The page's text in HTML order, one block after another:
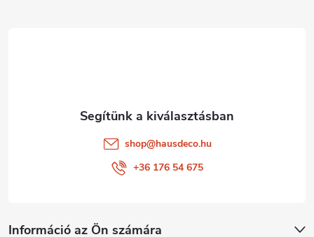
Információ az Ön számára
shop@hausdeco.hu
+36 176 54 675